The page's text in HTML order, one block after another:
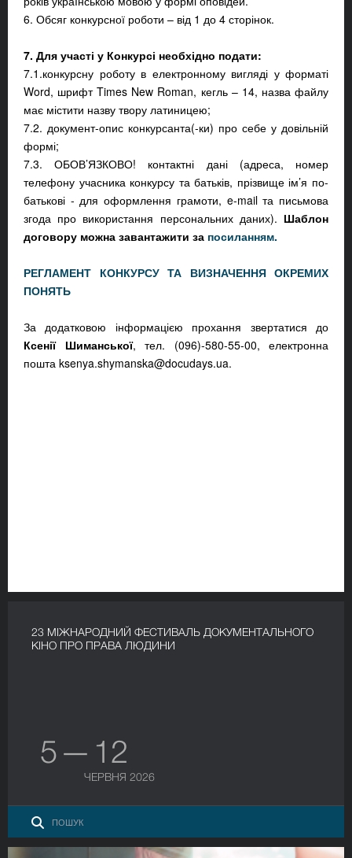
6. Обсяг конкурсної роботи – від 1 до 4 сторінок.
7. Для участі у Конкурсі необхідно подати:
7.1.конкурсну роботу в електронному вигляді у форматі
Word, шрифт Times New Roman, кегль – 14, назва файлу
має містити назву твору латиницею;
7.2. документ-опис конкурсанта(-ки) про себе у довільній
формі;
7.3. ОБОВ’ЯЗКОВО! контактні дані (адреса, номер
телефону учасника конкурсу та батьків, прізвище ім’я по-
батькові - для оформлення грамоти, e-mail та письмова
згода про використання персональних даних). Шаблон
договору можна завантажити за посиланням.
РЕГЛАМЕНТ КОНКУРСУ ТА ВИЗНАЧЕННЯ ОКРЕМИХ
ПОНЯТЬ
За додатковою інформацією прохання звертатися до
Ксенії Шиманської, тел. (096)-580-55-00, електронна
пошта ksenya.shymanska@docudays.ua.
23 МІЖНАРОДНИЙ ФЕСТИВАЛЬ ДОКУМЕНТАЛЬНОГО
КІНО ПРО ПРАВА ЛЮДИНИ
5 — 12
ЧЕРВНЯ 2026